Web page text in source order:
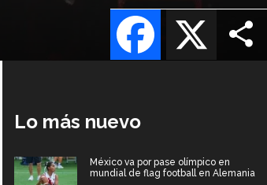
X
Facebook
Lo más nuevo
México va por pase olímpico en
mundial de flag football en Alemania